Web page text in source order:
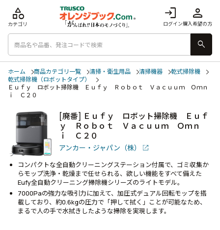
login
ログイン
person
購入希望の方
category
カテゴリ
search
ホーム 商品カテゴリ一覧 清掃・衛生用品 清掃機器
乾式掃除機
乾式掃除機（ロボットタイプ）
Ｅｕｆｙ ロボット掃除機 Ｅｕｆｙ Ｒｏｂｏｔ Ｖａｃｕｕｍ Ｏｍｎ
ｉ Ｃ２０
[廃番] Ｅｕｆｙ ロボット掃除機 Ｅｕｆ
ｙ Ｒｏｂｏｔ Ｖａｃｕｕｍ Ｏｍｎ
ｉ Ｃ２０
アンカー・ジャパン（株）
コンパクトな全自動クリーニングステーション付属で、ゴミ収集か
らモップ洗浄・乾燥まで任せられる、欲しい機能をすべて備えた
Eufy全自動クリーニング掃除機シリーズのライトモデル。
7000Paの強力な吸引力に加えて、加圧式デュアル回転モップを搭
載しており、約0.6kgの圧力で「押して拭く」ことが可能なため、
まるで人の手で水拭きしたような掃除を実現します。